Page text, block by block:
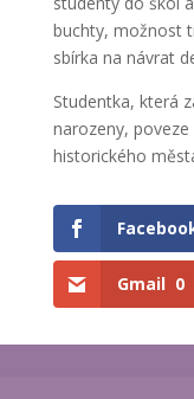
buchty, možnost
sbírka na návrat
Studentka, která
narozeny,
historického
Gmail 0